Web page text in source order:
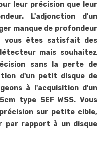
leur précision que leur
L'adjonction d'un
manque de profondeur
vous êtes satisfait des
mais souhaitez
sans la perte de
d'un petit disque de
à l'acquisition d'un
type SEF WSS. Vous
sur petite cible,
par rapport à un disque